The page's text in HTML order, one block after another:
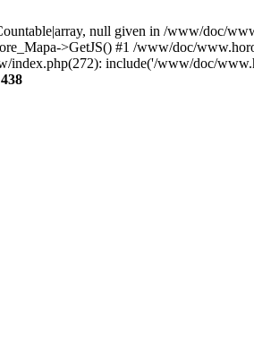
null given in /www/doc/
>GetJS() #1 /www/doc/
index.php(272): include('/www/doc/
438